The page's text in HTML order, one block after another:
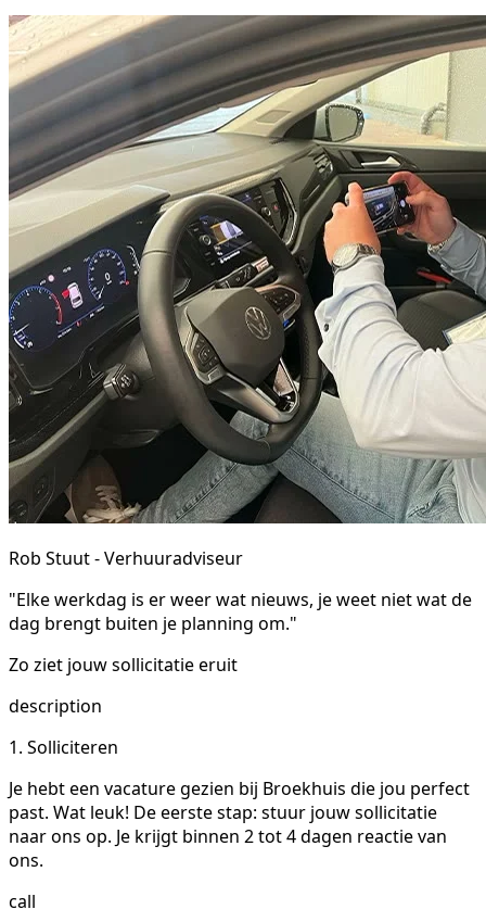
Rob Stuut - Verhuuradviseur
"Elke werkdag is er weer wat nieuws, je weet niet wat de
dag brengt buiten je planning om."
Zo ziet jouw sollicitatie eruit
description
1. Solliciteren
Je hebt een vacature gezien bij Broekhuis die jou perfect
past. Wat leuk! De eerste stap: stuur jouw sollicitatie
naar ons op. Je krijgt binnen 2 tot 4 dagen reactie van
ons.
call